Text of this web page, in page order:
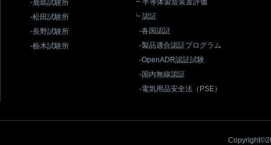
-鹿島試験所
-松田試験所
-長野試験所
-栃木試験所
┕ 半導体製造装置評価
┕ 認証
-各国認証
-製品適合認証プログラム
-OpenADR認証試験
-国内無線認証
-電気用品安全法（PSE）